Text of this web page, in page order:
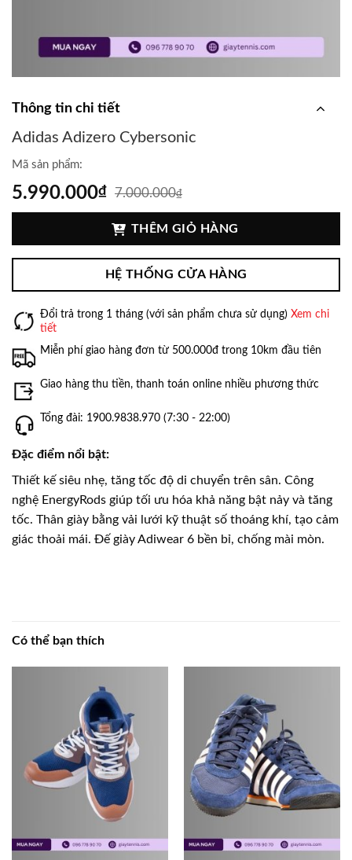
Thông tin chi tiết
Adidas Adizero Cybersonic
Mã sản phẩm:
7.000.000₫
5.990.000₫
THÊM GIỎ HÀNG
HỆ THỐNG CỬA HÀNG
Đổi trả trong 1 tháng (với sản phẩm chưa sử dụng) Xem chi
tiết
Miễn phí giao hàng đơn từ 500.000đ trong 10km đầu tiên
Giao hàng thu tiền, thanh toán online nhiều phương thức
Tổng đài: 1900.9838.970 (7:30 - 22:00)
Đặc điểm nổi bật:
Thiết kế siêu nhẹ, tăng tốc độ di chuyển trên sân. Công
nghệ EnergyRods giúp tối ưu hóa khả năng bật nảy và tăng
tốc. Thân giày bằng vải lưới kỹ thuật số thoáng khí, tạo cảm
giác thoải mái. Đế giày Adiwear 6 bền bỉ, chống mài mòn.
Có thể bạn thích